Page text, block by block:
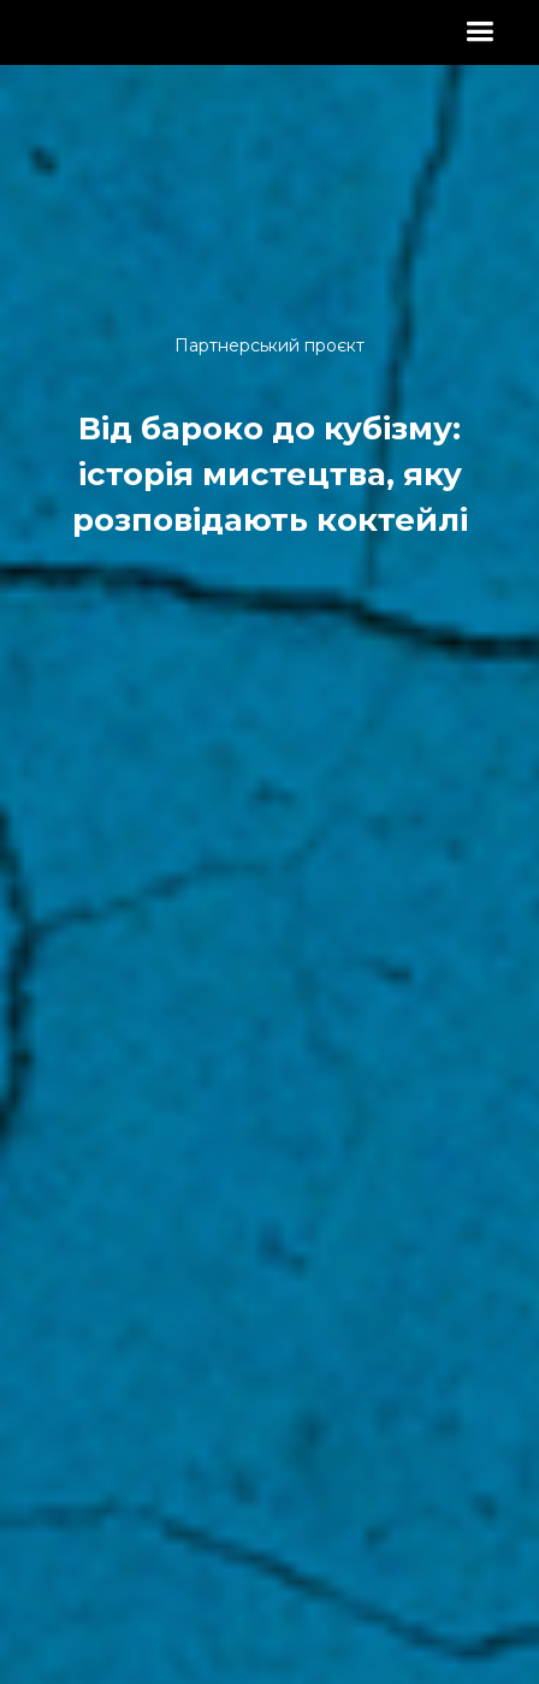
Партнерський проєкт
Від бароко до кубізму:
історія мистецтва, яку
розповідають коктейлі